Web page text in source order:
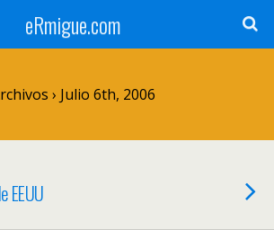
eRmigue.com
› Julio 6th, 2006
EEUU